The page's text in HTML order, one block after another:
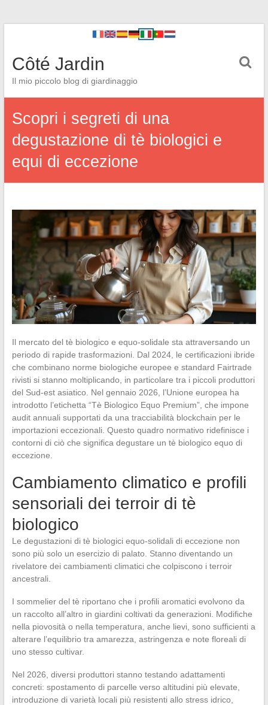
Côté Jardin
Il mio piccolo blog di giardinaggio
Scopri i segreti di una
degustazione di tè biologici e
equi di eccezione
Il mercato del tè biologico e equo-solidale sta attraversando un
periodo di rapide trasformazioni. Dal 2024, le certificazioni ibride
che combinano norme biologiche europee e standard Fairtrade
rivisti si stanno moltiplicando, in particolare tra i piccoli produttori
del Sud-est asiatico. Nel gennaio 2026, l’Unione europea ha
introdotto l’etichetta “Tè Biologico Equo Premium”, che impone
audit annuali supportati da una tracciabilità blockchain per le
importazioni eccezionali. Questo quadro normativo ridefinisce i
contorni di ciò che significa degustare un tè biologico equo di
eccezione.
Cambiamento climatico e profili
sensoriali dei terroir di tè
biologico
Le degustazioni di tè biologici equo-solidali di eccezione non
sono più solo un esercizio di palato. Stanno diventando un
rivelatore dei cambiamenti climatici che colpiscono i terroir
ancestrali.
I sommelier del tè riportano che i profili aromatici evolvono da
un raccolto all’altro in giardini coltivati da generazioni. Modifiche
nella piovosità o nella temperatura, anche lievi, sono sufficienti a
alterare l’equilibrio tra amarezza, astringenza e note floreali di
uno stesso cultivar.
Nel 2026, diversi produttori stanno testando adattamenti
concreti: spostamento di parcelle verso altitudini più elevate,
introduzione di varietà locali più resistenti allo stress idrico,